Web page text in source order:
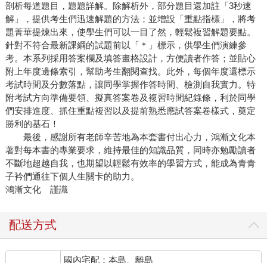
剖析每道題目，題題詳解。除解析外，部分題目還加註「3秒速
解」，提供考生們迅速解題的方法；並增設「重點指標」，將考
題菁華提煉出來，使學生們可以一目了然，輕鬆複習解題要點。
針對不符合最新課綱的試題前以「＊」標示，供學生們演練參
考。本系列採用答案欄及填答畫格設計，方便讀者作答；並貼心
附上年度邊條索引，幫助考生翻閱查找。此外，每個年度還標示
考試時間及分數落點，讓同學掌握作答時間、檢測自我實力。特
附考試方向準備要領、擬真答案卷及複習時間紀錄條，利於同學
們安排進度、抓住重點複習以及提前熟悉應試答案卷樣式，奠定
勝利的基石！
最後，感謝所有老師辛苦地為本套書付出心力，鴻漸文化本
著對每本書的專業要求，維持最佳的知識品質，同時亦勉勵讀者
不斷地超越自我，也期望以輕鬆有效率的學習方式，能成為青青
子衿們通往下個人生關卡的助力。
鴻漸文化 謹識
配送方式
國內宅配：本島、離島